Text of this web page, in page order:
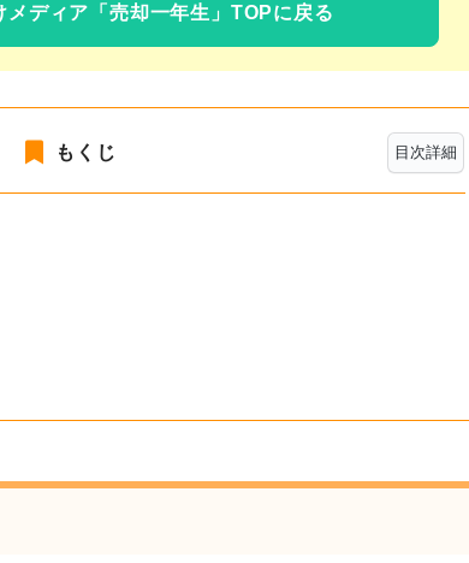
メディア 「売却一年生」TOPに戻る
目次詳細
もくじ